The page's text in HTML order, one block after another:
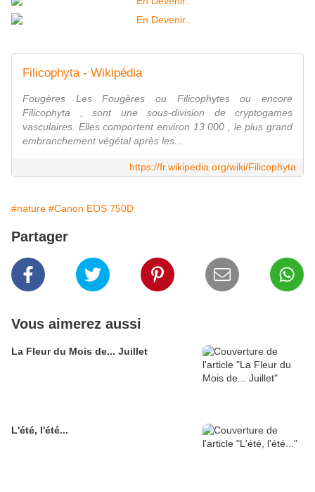
Filicophyta - Wikipédia
Fougères Les Fougères ou Filicophytes ou encore
Filicophyta , sont une sous-division de cryptogames
vasculaires. Elles comportent environ 13 000 , le plus grand
embranchement végétal après les...
https://fr.wikipedia.org/wiki/Filicophyta
#nature #Canon EOS 750D
Partager
Vous aimerez aussi
La Fleur du Mois de... Juillet
L'été, l'été...